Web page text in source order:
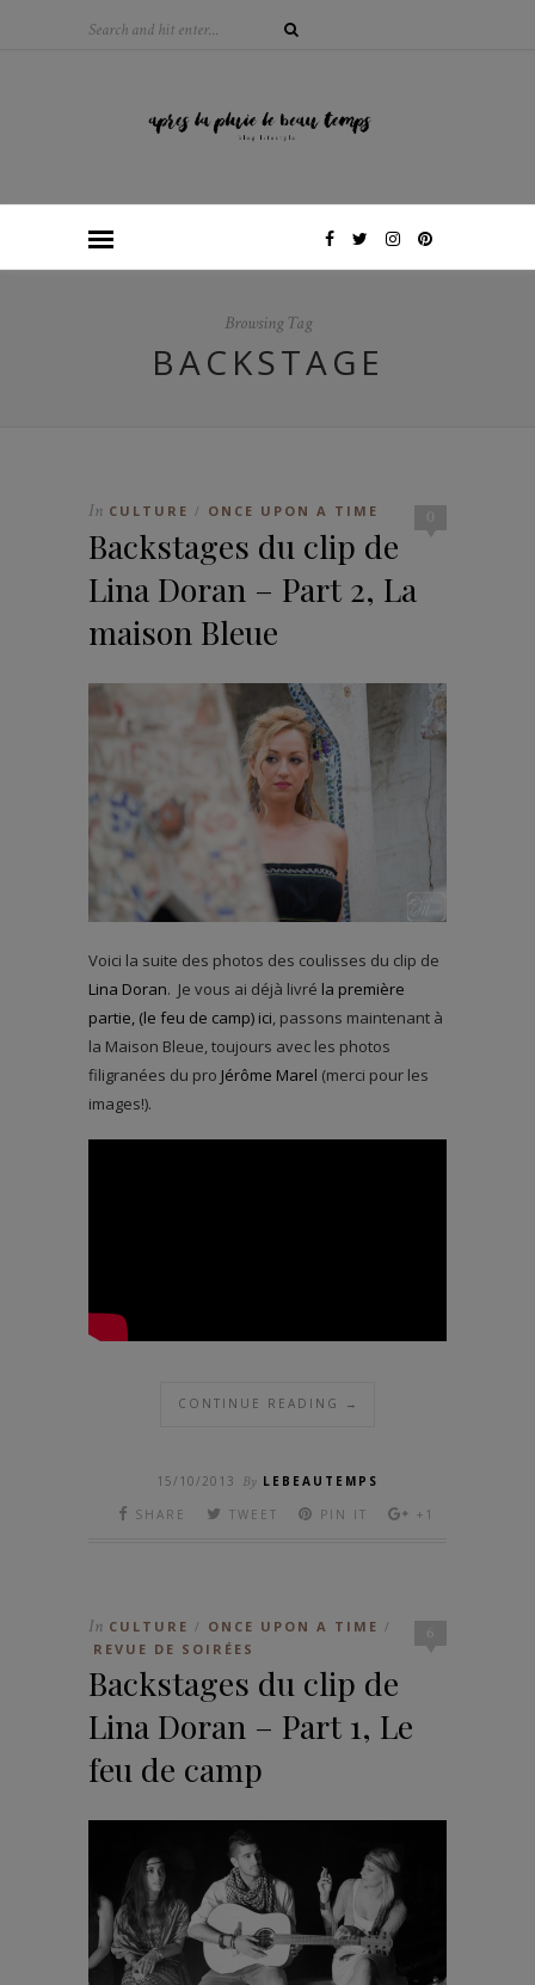
Browsing Tag
BACKSTAGE
0
In CULTURE / ONCE UPON A TIME
Backstages du clip de
Lina Doran – Part 2, La
maison Bleue
Voici la suite des photos des coulisses du clip de
Lina Doran. Je vous ai déjà livré la première
partie, (le feu de camp) ici, passons maintenant à
la Maison Bleue, toujours avec les photos
filigranées du pro Jérôme Marel (merci pour les
images!).
CONTINUE READING →
15/10/2013 By LEBEAUTEMPS
SHARE
TWEET PIN IT +1
6
In CULTURE / ONCE UPON A TIME /
REVUE DE SOIRÉES
Backstages du clip de
Lina Doran – Part 1, Le
feu de camp